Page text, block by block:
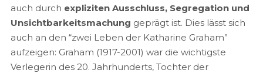
auch durch expliziten Ausschluss, Segregation und
Unsichtbarkeitsmachung geprägt ist. Dies lässt sich
auch an den “zwei Leben der Katharine Graham”
aufzeigen: Graham (1917-2001) war die wichtigste
Verlegerin des 20. Jahrhunderts, Tochter der